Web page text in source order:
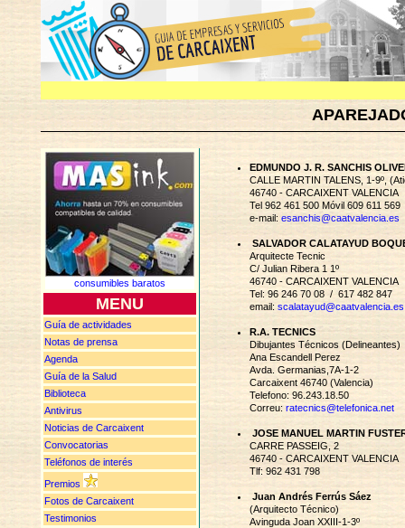
consumibles baratos
MENU
Guía de actividades
Notas de prensa
Agenda
Guía de la Salud
Biblioteca
Antivirus
Noticias de Carcaixent
Convocatorias
Teléfonos de interés
Premios
Fotos de Carcaixent
Testimonios
EDMUNDO J. R. SANCHIS
CALLE MARTIN TALENS, 1-9º,
46740 - CARCAIXENT VALENCIA
Tel 962 461 500 Móvil 609 611 569
e-mail: esanchis@caatvalencia.es
SALVADOR CALATAYUD
Arquitecte Tecnic
C/ Julian Ribera 1 1º
46740 - CARCAIXENT VALENCIA
Tel: 96 246 70 08 / 617 482 847
email: scalatayud@caatvalencia.es
R.A. TECNICS
Dibujantes Técnicos (Delineantes)
Ana Escandell Perez
Avda. Germanias,7A-1-2
Carcaixent 46740 (Valencia)
Telefono: 96.243.18.50
Correu: ratecnics@telefonica.net
JOSE MANUEL MARTIN
CARRE PASSEIG, 2
46740 - CARCAIXENT VALENCIA
Tlf: 962 431 798
Juan Andrés Ferrús Sáez
(Arquitecto Técnico)
Avinguda Joan XXIII-1-3º